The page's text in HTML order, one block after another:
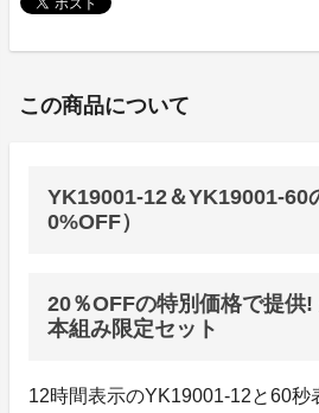
この商品について
YK19001-12＆YK19001-60
0%OFF）
20％OFFの特別価格で提供
本組み限定セット
12時間表示のYK19001-12と60秒